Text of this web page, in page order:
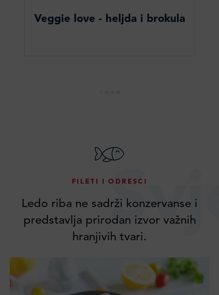
Veggie love - heljda i brokula
FILETI I ODRESCI
Ledo riba ne sadrži konzervanse i
predstavlja prirodan izvor važnih
hranjivih tvari.